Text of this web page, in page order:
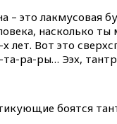
это лакмусовая
насколько
лет. Вот это
та-ра-ры… Ээх,
боятся